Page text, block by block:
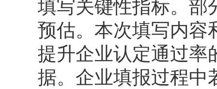
填写关键性指标。部
预估。本次填写内容
提升企业认定通过率
据。企业填报过程中